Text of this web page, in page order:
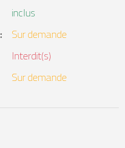
inclus
:
Sur demande
Interdit(s)
Sur demande